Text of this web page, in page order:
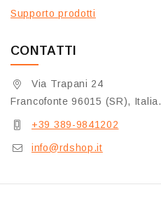
Supporto prodotti
CONTATTI
Via Trapani 24
Francofonte 96015 (SR), Italia.
+39 389-9841202
info@rdshop.it